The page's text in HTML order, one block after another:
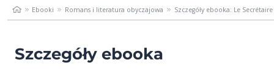
Ebooki Romans i literatura obyczajowa Szczegóły ebooka: Le
Szczegóły ebooka